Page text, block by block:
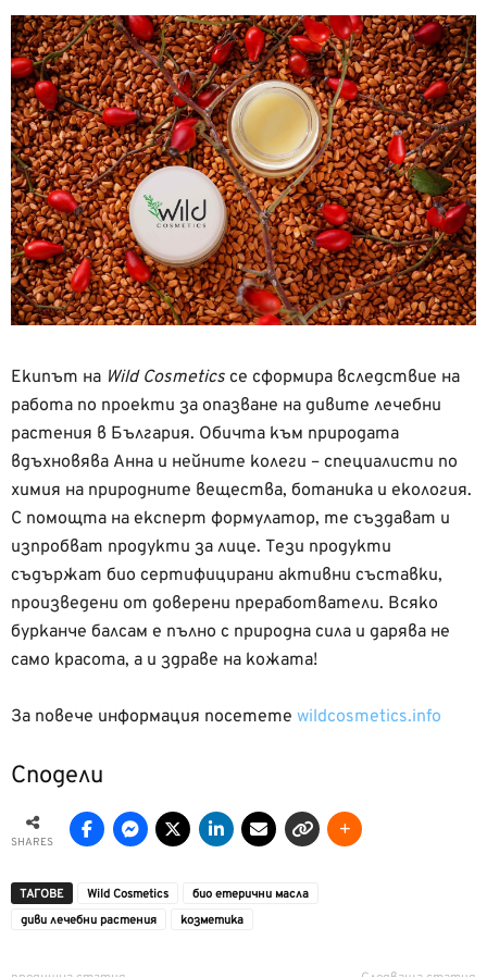
Екипът на Wild Cosmetics се сформира вследствие на
работа по проекти за опазване на дивите лечебни
растения в България. Обичта към природата
вдъхновява Анна и нейните колеги – специалисти по
химия на природните вещества, ботаника и екология.
С помощта на експерт формулатор, те създават и
изпробват продукти за лице. Тези продукти
съдържат био сертифицирани активни съставки,
произведени от доверени преработватели. Всяко
бурканче балсам е пълно с природна сила и дарява не
само красота, а и здраве на кожата!
За повече информация посетете wildcosmetics.info
Сподели
SHARES
ТАГОВЕ Wild Cosmetics
био етерични масла
диви лечебни растения
козметика